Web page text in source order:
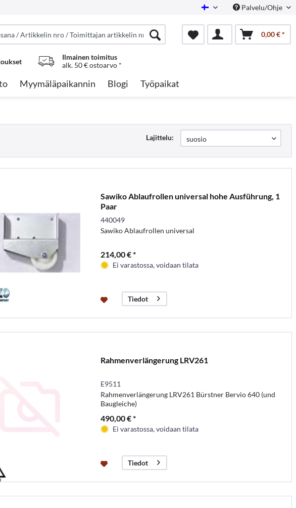
Finnish Palvelu/Ohje
0,00 € *
Ilmainen toimitus
alk. 50 € ostoarvo *
Myymäläpaikannin Blogi Työpaikat
Lajittelu:
Sawiko Ablaufrollen universal hohe Ausführung, 1
Paar
440049
Sawiko Ablaufrollen universal
214,00 € *
Ei varastossa, voidaan tilata
Tiedot
Rahmenverlängerung LRV261
E9511
Rahmenverlängerung LRV261 Bürstner Bervio 640 (und
Baugleiche)
490,00 € *
Ei varastossa, voidaan tilata
Tiedot